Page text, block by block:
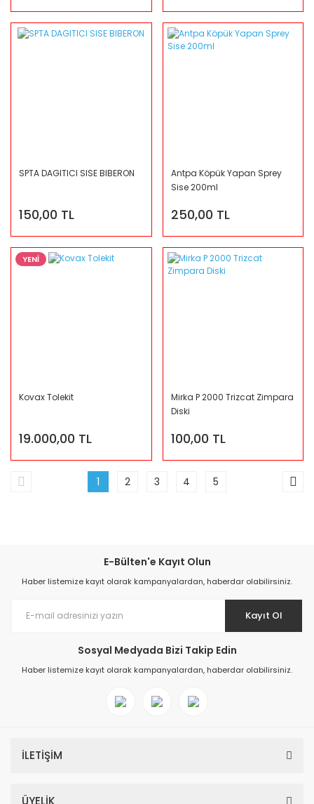
SPTA DAGITICI SISE BIBERON
150,00 TL
Antpa Köpük Yapan Sprey
Sise 200ml
250,00 TL
YENİ
Kovax Tolekit
19.000,00 TL
Mirka P 2000 Trizcat Zimpara
Diski
100,00 TL
1 2 3 4 5
E-Bülten'e Kayıt Olun
Haber listemize kayıt olarak kampanyalardan, haberdar olabilirsiniz.
Kayıt Ol
Sosyal Medyada Bizi Takip Edin
Haber listemize kayıt olarak kampanyalardan, haberdar olabilirsiniz.
İLETİŞİM
ÜYELİK